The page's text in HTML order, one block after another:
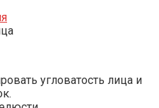
угловатость лица и